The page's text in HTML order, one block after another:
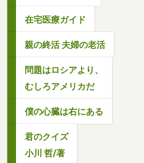
在宅医療ガイド
親の終活 夫婦の老活
問題はロシアより、
むしろアメリカだ
僕の心臓は右にある
君のクイズ
小川 哲/著